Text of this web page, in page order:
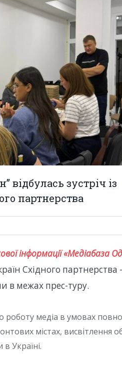
відбулась зустріч із
партнерства
інформації «Медіабаза
Східного партнерства
в межах прес-туру.
роботу медіа в умовах
містах, висвітлення
Україні.